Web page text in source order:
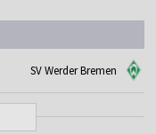
SV Werder Bremen